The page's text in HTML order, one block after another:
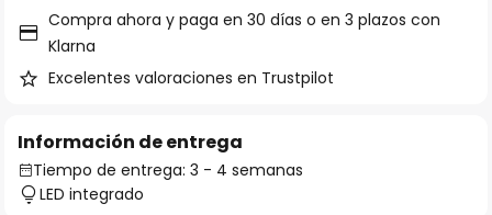
Compra ahora y paga en 30 días o en 3 plazos con
Klarna
Excelentes valoraciones en Trustpilot
Información de entrega
Tiempo de entrega: 3 - 4 semanas
LED integrado